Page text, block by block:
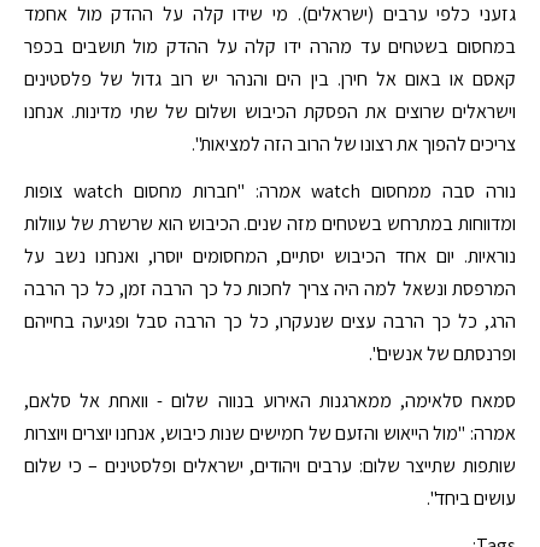
גזעני כלפי ערבים (ישראלים). מי שידו קלה על ההדק מול אחמד
במחסום בשטחים עד מהרה ידו קלה על ההדק מול תושבים בכפר
קאסם או באום אל חירן. בין הים והנהר יש רוב גדול של פלסטינים
וישראלים שרוצים את הפסקת הכיבוש ושלום של שתי מדינות. אנחנו
צריכים להפוך את רצונו של הרוב הזה למציאות".
נורה סבה ממחסום watch אמרה: "חברות מחסום watch צופות
ומדווחות במתרחש בשטחים מזה שנים. הכיבוש הוא שרשרת של עוולות
נוראיות. יום אחד הכיבוש יסתיים, המחסומים יוסרו, ואנחנו נשב על
המרפסת ונשאל למה היה צריך לחכות כל כך הרבה זמן, כל כך הרבה
הרג, כל כך הרבה עצים שנעקרו, כל כך הרבה סבל ופגיעה בחייהם
ופרנסתם של אנשים".
סמאח סלאימה, ממארגנות האירוע בנווה שלום - וואחת אל סלאם,
אמרה: "מול הייאוש והזעם של חמישים שנות כיבוש, אנחנו יוצרים ויוצרות
שותפות שתייצר שלום: ערבים ויהודים, ישראלים ופלסטינים – כי שלום
עושים ביחד".